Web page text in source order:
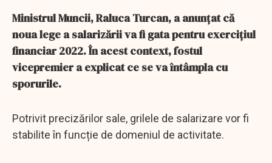
Ministrul Muncii, Raluca Turcan, a anunțat că
noua lege a salarizării va fi gata pentru exercițiul
financiar 2022. În acest context, fostul
vicepremier a explicat ce se va întâmpla cu
sporurile.
Potrivit precizărilor sale, grilele de salarizare vor fi
stabilite în funcție de domeniul de activitate.